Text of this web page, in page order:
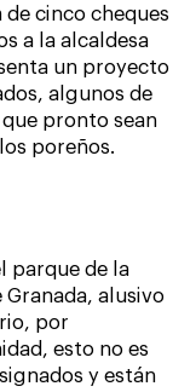
cinco cheques
a la alcaldesa
un proyecto
algunos de
pronto sean
poreños.
parque de la
Granada, alusivo
por
esto no es
y están